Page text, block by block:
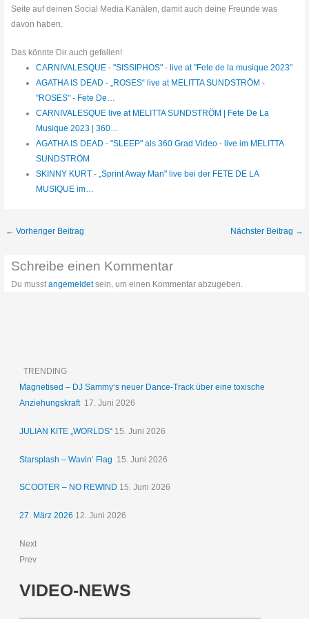
Seite auf deinen Social Media Kanälen, damit auch deine Freunde was
davon haben.
Das könnte Dir auch gefallen!
CARNIVALESQUE - "SISSIPHOS" - live at "Fete de la musique 2023"
AGATHA IS DEAD - „ROSES“ live at MELITTA SUNDSTRÖM -
"ROSES" - Fete De…
CARNIVALESQUE live at MELITTA SUNDSTRÖM | Fete De La
Musique 2023 | 360…
AGATHA IS DEAD - "SLEEP" als 360 Grad Video - live im MELITTA
SUNDSTRÖM
SKINNY KURT - „Sprint Away Man" live bei der FETE DE LA
MUSIQUE im…
← Vorheriger Beitrag Nächster Beitrag →
Schreibe einen Kommentar
Du musstangemeldetsein, um einen Kommentar abzugeben.
TRENDING
Magnetised – DJ Sammy‘s neuer Dance-Track über eine toxische
Anziehungskraft 17. Juni 2026
JULIAN KITE „WORLDS“ 15. Juni 2026
Starsplash – Wavin‘ Flag 15. Juni 2026
SCOOTER – NO REWIND 15. Juni 2026
27. März 2026 12. Juni 2026
Next
Prev
VIDEO-NEWS